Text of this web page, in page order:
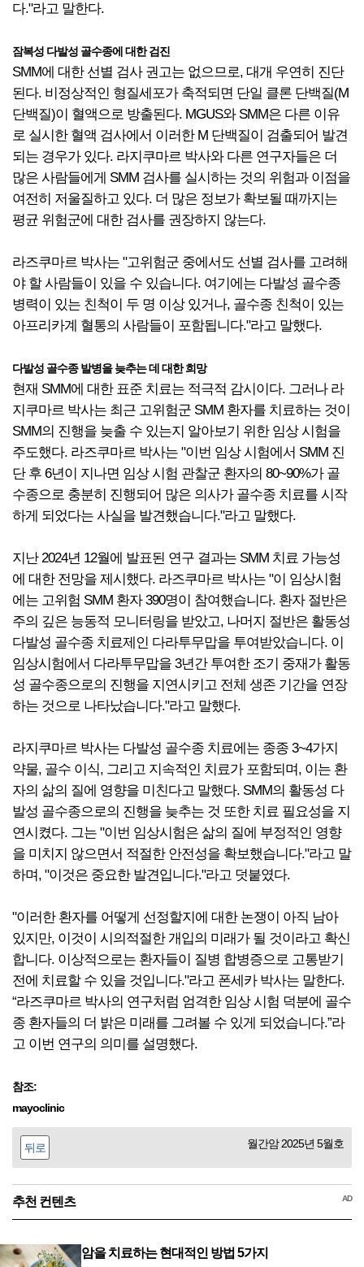
다."라고 말한다.
잠복성 다발성 골수종에 대한 검진
SMM에 대한 선별 검사 권고는 없으므로, 대개 우연히 진단
된다. 비정상적인 형질세포가 축적되면 단일 클론 단백질(M
단백질)이 혈액으로 방출된다. MGUS와 SMM은 다른 이유
로 실시한 혈액 검사에서 이러한 M 단백질이 검출되어 발견
되는 경우가 있다. 라지쿠마르 박사와 다른 연구자들은 더
많은 사람들에게 SMM 검사를 실시하는 것의 위험과 이점을
여전히 저울질하고 있다. 더 많은 정보가 확보될 때까지는
평균 위험군에 대한 검사를 권장하지 않는다.
라즈쿠마르 박사는 "고위험군 중에서도 선별 검사를 고려해
야 할 사람들이 있을 수 있습니다. 여기에는 다발성 골수종
병력이 있는 친척이 두 명 이상 있거나, 골수종 친척이 있는
아프리카계 혈통의 사람들이 포함됩니다."라고 말했다.
다발성 골수종 발병을 늦추는 데 대한 희망
현재 SMM에 대한 표준 치료는 적극적 감시이다. 그러나 라
지쿠마르 박사는 최근 고위험군 SMM 환자를 치료하는 것이
SMM의 진행을 늦출 수 있는지 알아보기 위한 임상 시험을
주도했다. 라즈쿠마르 박사는 "이번 임상 시험에서 SMM 진
단 후 6년이 지나면 임상 시험 관찰군 환자의 80~90%가 골
수종으로 충분히 진행되어 많은 의사가 골수종 치료를 시작
하게 되었다는 사실을 발견했습니다."라고 말했다.
지난 2024년 12월에 발표된 연구 결과는 SMM 치료 가능성
에 대한 전망을 제시했다. 라즈쿠마르 박사는 "이 임상시험
에는 고위험 SMM 환자 390명이 참여했습니다. 환자 절반은
주의 깊은 능동적 모니터링을 받았고, 나머지 절반은 활동성
다발성 골수종 치료제인 다라투무맙을 투여받았습니다. 이
임상시험에서 다라투무맙을 3년간 투여한 조기 중재가 활동
성 골수종으로의 진행을 지연시키고 전체 생존 기간을 연장
하는 것으로 나타났습니다."라고 말했다.
라지쿠마르 박사는 다발성 골수종 치료에는 종종 3~4가지
약물, 골수 이식, 그리고 지속적인 치료가 포함되며, 이는 환
자의 삶의 질에 영향을 미친다고 말했다. SMM의 활동성 다
발성 골수종으로의 진행을 늦추는 것 또한 치료 필요성을 지
연시켰다. 그는 "이번 임상시험은 삶의 질에 부정적인 영향
을 미치지 않으면서 적절한 안전성을 확보했습니다."라고 말
하며, "이것은 중요한 발견입니다."라고 덧붙였다.
"이러한 환자를 어떻게 선정할지에 대한 논쟁이 아직 남아
있지만, 이것이 시의적절한 개입의 미래가 될 것이라고 확신
합니다. 이상적으로는 환자들이 질병 합병증으로 고통받기
전에 치료할 수 있을 것입니다."라고 폰세카 박사는 말한다.
“라즈쿠마르 박사의 연구처럼 엄격한 임상 시험 덕분에 골수
종 환자들의 더 밝은 미래를 그려볼 수 있게 되었습니다.”라
고 이번 연구의 의미를 설명했다.
참조:
mayoclinic
뒤로 월간암 2025년 5월호
추천 컨텐츠 AD
암을 치료하는 현대적인 방법 5가지